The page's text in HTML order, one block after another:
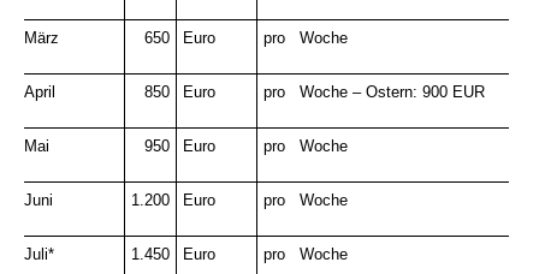
März 650 Euro pro Woche
April 850 Euro pro Woche – Ostern: 900 EUR
Mai 950 Euro pro Woche
Juni 1.200 Euro pro Woche
Juli* 1.450 Euro pro Woche